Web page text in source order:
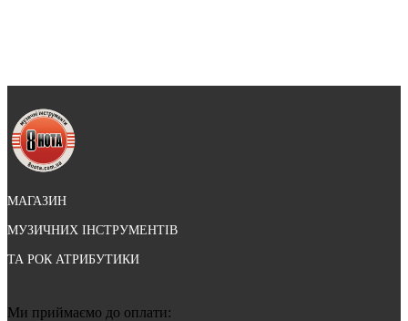
МАГАЗИН
МУЗИЧНИХ ІНСТРУМЕНТІВ
ТА РОК АТРИБУТИКИ
Ми приймаємо до оплати: